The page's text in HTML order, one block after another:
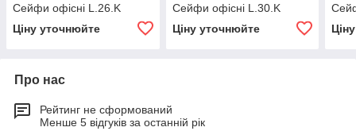
Сейфи офісні L.26.K
Ціну уточнюйте
Сейфи офісні L.30.K
Ціну уточнюйте
Про нас
Рейтинг не сформований
Менше 5 відгуків за останній рік